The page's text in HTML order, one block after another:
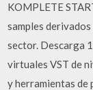
KOMPLETE
samples
sector. Descarga
virtuales VST de
y herramientas de